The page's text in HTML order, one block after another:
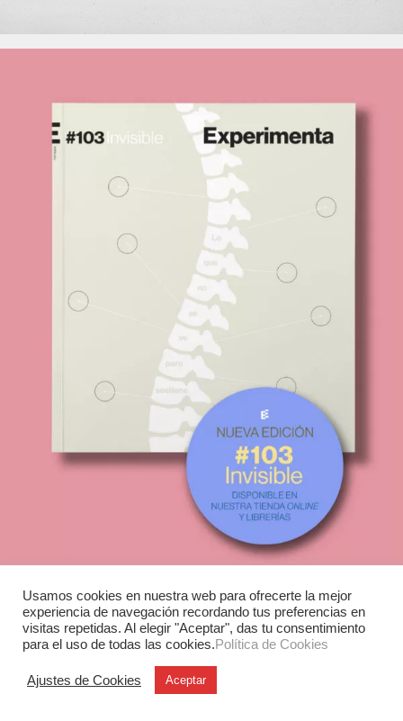
Experimenta
28906 Getafe (Madrid)
Usamos cookies en nuestra web para ofrecerte la mejor
experiencia de navegación recordando tus preferencias en
visitas repetidas. Al elegir "Aceptar", das tu consentimiento
para el uso de todas las cookies.Política de Cookies
Ajustes de Cookies Aceptar